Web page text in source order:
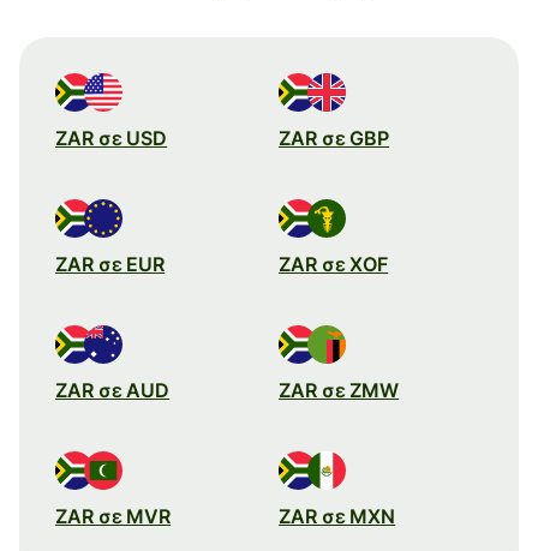
ZAR σε USD ZAR σε GBP
ZAR σε EUR ZAR σε XOF
ZAR σε AUD ZAR σε ZMW
ZAR σε MVR ZAR σε MXN